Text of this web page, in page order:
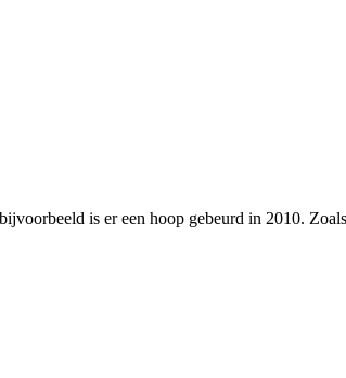
is er een hoop gebeurd in 2010.